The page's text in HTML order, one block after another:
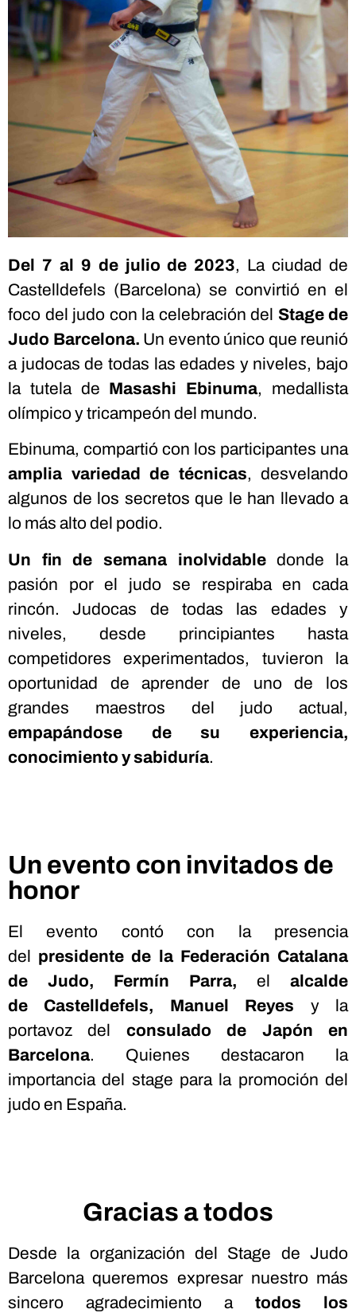
Del 7 al 9 de julio de 2023, La ciudad de
Castelldefels (Barcelona) se convirtió en el
foco del judo con la celebración del Stage de
Judo Barcelona. Un evento único que reunió
a judocas de todas las edades y niveles, bajo
la tutela de Masashi Ebinuma, medallista
olímpico y tricampeón del mundo.
Ebinuma, compartió con los participantes una
amplia variedad de técnicas, desvelando
algunos de los secretos que le han llevado a
lo más alto del podio.
Un fin de semana inolvidabledonde la
pasión por el judo se respiraba en cada
rincón. Judocas de todas las edades y
niveles, desde principiantes hasta
competidores experimentados, tuvieron la
oportunidad de aprender de uno de los
grandes maestros del judo actual,
empapándose de su experiencia,
conocimiento y sabiduría.
Un evento con invitados de
honor
El evento contó con la presencia
del
presidente de la Federación Catalana
de Judo, Fermín Parra, el alcalde
de Castelldefels, Manuel Reyes y la
portavoz del
consulado de Japón en
Barcelona. Quienes destacaron la
importancia del stage para la promoción del
judo en España.
Gracias a todos
Desde la organización del Stage de Judo
Barcelona queremos expresar nuestro más
sincero agradecimiento a todos los